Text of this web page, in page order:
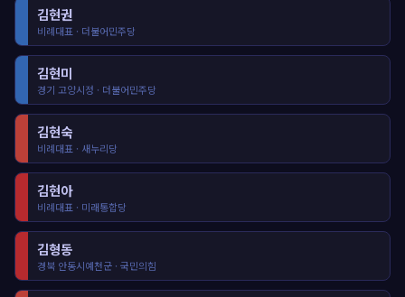
김현권
비례대표 · 더불어민주당
김현미
경기 고양시정 · 더불어민주당
김현숙
비례대표 · 새누리당
김현아
비례대표 · 미래통합당
김형동
경북 안동시예천군 · 국민의힘